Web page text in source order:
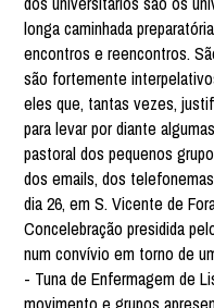
longa caminhada
encontros e reencontros.
são fortemente
eles que, tantas vezes,
para levar por diante
pastoral dos pequenos
dos emails, dos
dia 26, em S. Vicente de
Concelebração presidida
num convívio em torno de
- Tuna de Enfermagem de